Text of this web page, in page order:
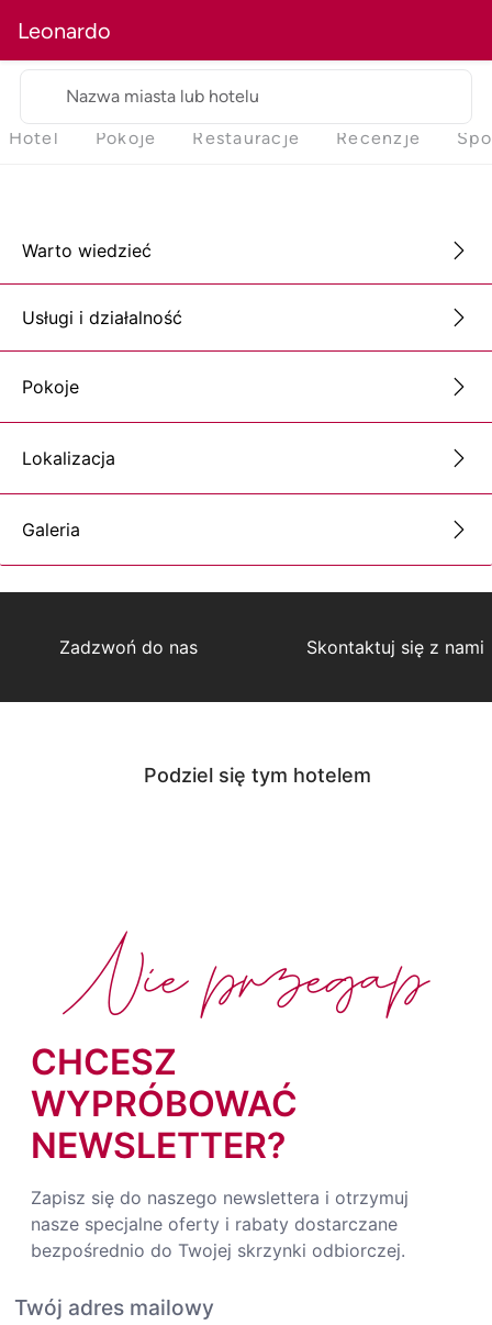
Leonardo
Nazwa miasta lub hotelu
Hotel Pokoje Restauracje Recenzje
Warto wiedzieć
Usługi i działalność
Pokoje
Lokalizacja
Galeria
Zadzwoń do nas Skontaktuj się z nami
Podziel się tym hotelem
CHCESZ
WYPRÓBOWAĆ
NEWSLETTER?
Zapisz się do naszego newslettera i otrzymuj
nasze specjalne oferty i rabaty dostarczane
bezpośrednio do Twojej skrzynki odbiorczej.
Nie przegap